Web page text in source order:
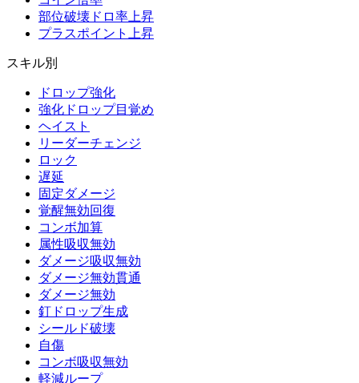
部位破壊ドロ率上昇
プラスポイント上昇
スキル別
ドロップ強化
強化ドロップ目覚め
ヘイスト
リーダーチェンジ
ロック
遅延
固定ダメージ
覚醒無効回復
コンボ加算
属性吸収無効
ダメージ吸収無効
ダメージ無効貫通
ダメージ無効
釘ドロップ生成
シールド破壊
自傷
コンボ吸収無効
軽減ループ